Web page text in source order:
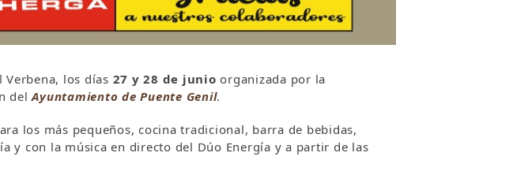
los días 27 y 28 de junio organizada por la
delAyuntamiento de Puente Genil.
los más pequeños, cocina tradicional, barra de bebidas,
y con la música en directo del Dúo Energía y a partir de las